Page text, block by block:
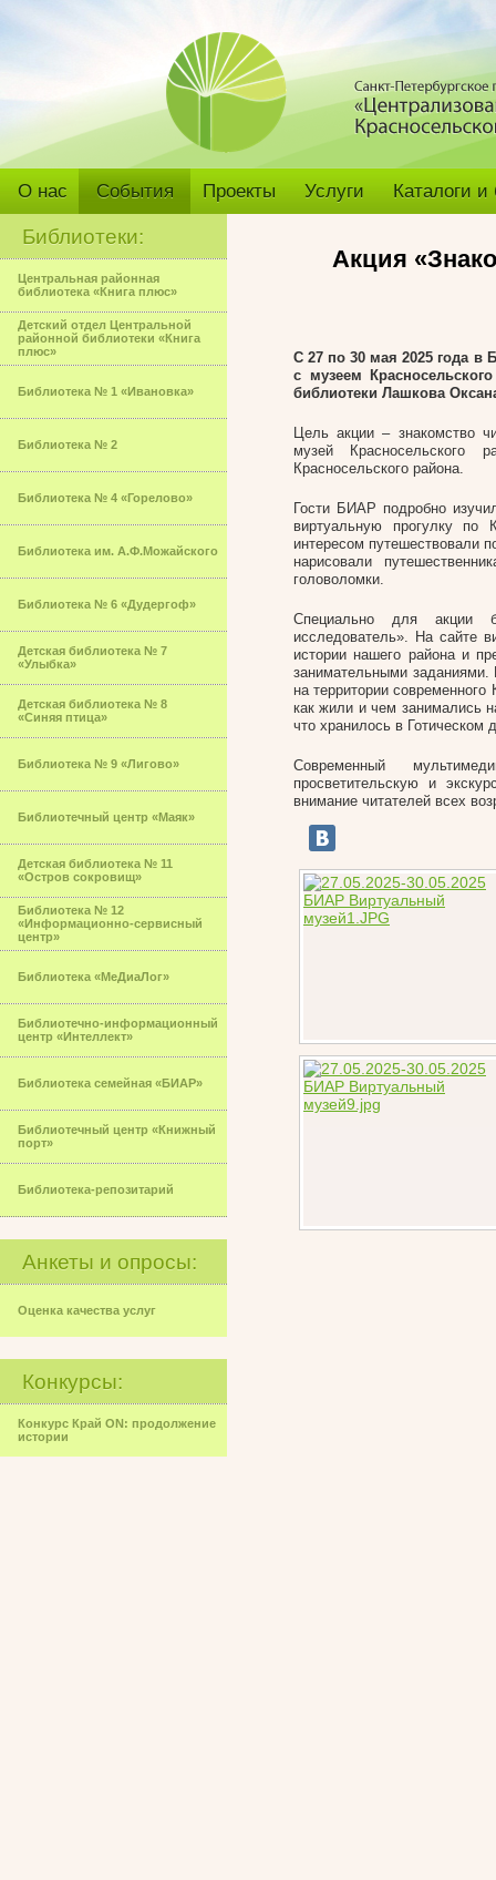
О нас События Проекты Услуги Каталоги
Библиотеки:
Центральная районная
библиотека «Книга плюс»
Детский отдел Центральной
районной библиотеки «Книга
плюс»
Библиотека № 1 «Ивановка»
Библиотека № 2
Библиотека № 4 «Горелово»
Библиотека им. А.Ф.Можайского
Библиотека № 6 «Дудергоф»
Детская библиотека № 7
«Улыбка»
Детская библиотека № 8
«Синяя птица»
Библиотека № 9 «Лигово»
Библиотечный центр «Маяк»
Детская библиотека № 11
«Остров сокровищ»
Библиотека № 12
«Информационно-сервисный
центр»
Библиотека «МеДиаЛог»
Библиотечно-информационный
центр «Интеллект»
Библиотека семейная «БИАР»
Библиотечный центр «Книжный
порт»
Библиотека-репозитарий
Анкеты и опросы:
Оценка качества услуг
Конкурсы:
Конкурс Край ON: продолжение
истории
Акция
С 27 по 30 мая 2025 года в
с музеем
библиотеки Лашкова
Цель акции – знакомство
музей Красносельского
Красносельского района.
Гости БИАР подробно
виртуальную прогулку по
интересом путешествовали
нарисовали
головоломки.
Специально для акции
исследователь». На сайте
истории нашего района и
занимательными
на территории
как жили и чем занимались
что хранилось в Готическом
Современный
просветительскую и
внимание читателей всех